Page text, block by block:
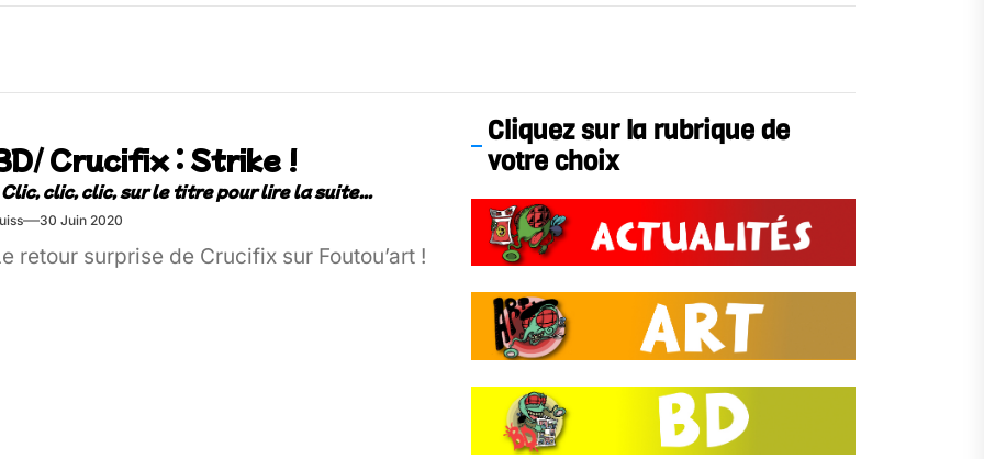
Festival – Samedi 18 juillet (Vaulx-en-Velin)
Crucifix : Strike !
30 Juin 2020
retour surprise de Crucifix sur Foutou’art !
Cliquez sur la rubrique de
votre choix